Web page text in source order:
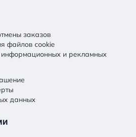
заказов
файлов cookie
информационных и рекламных
данных